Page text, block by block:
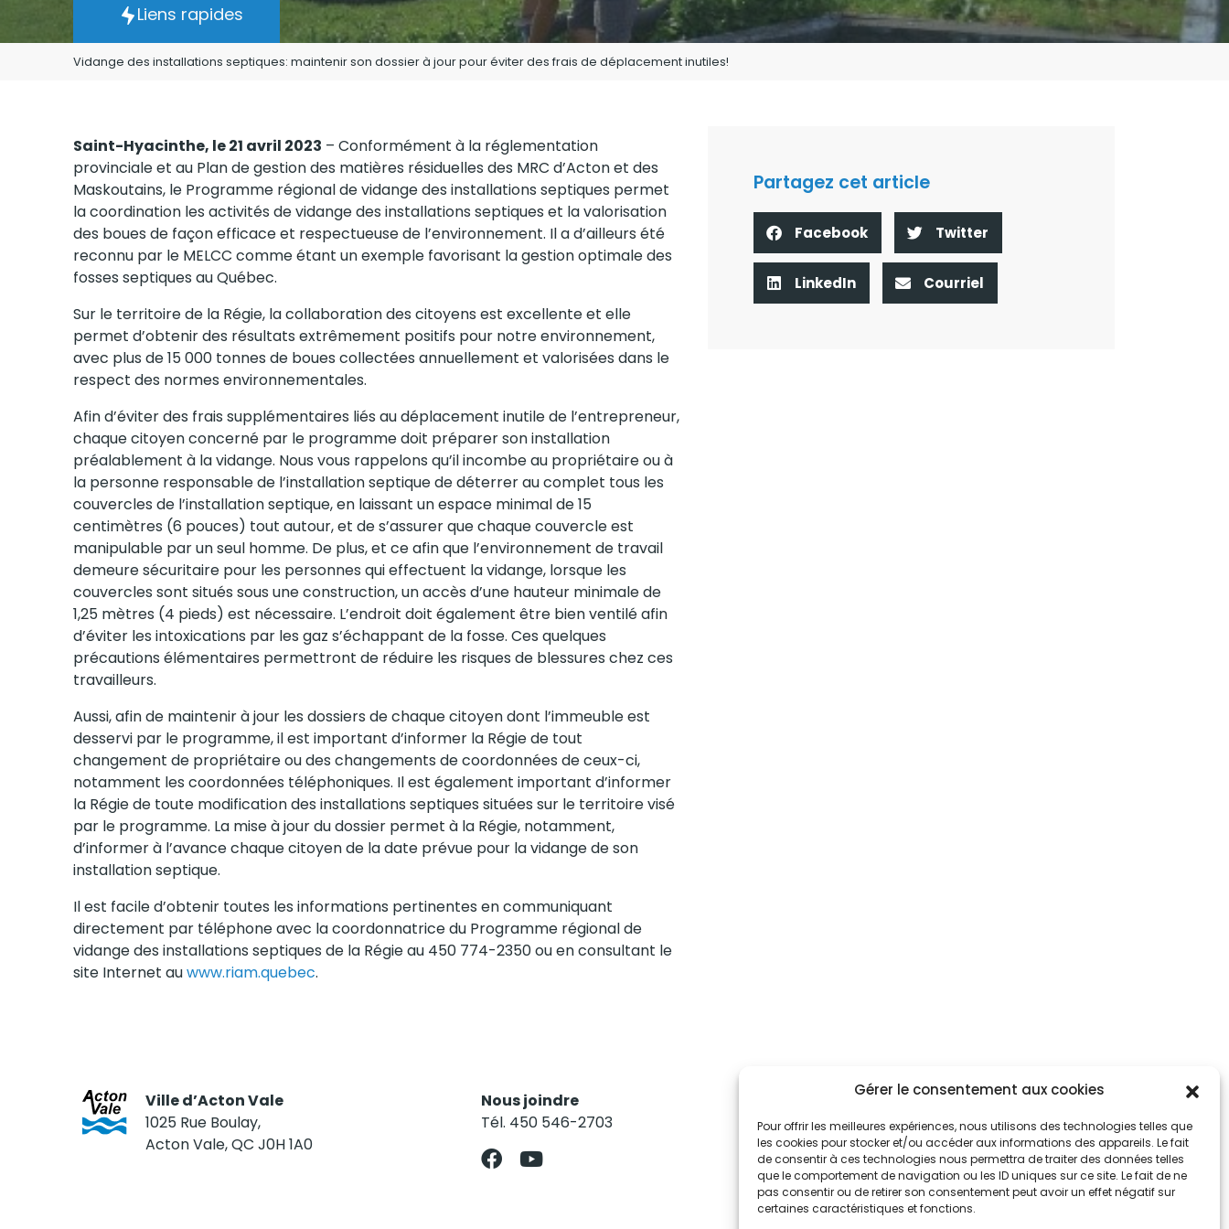
Gérer le consentement aux cookies
Pour offrir les meilleures expériences, nous utilisons des technologies telles que
les cookies pour stocker et/ou accéder aux informations des appareils. Le fait
de consentir à ces technologies nous permettra de traiter des données telles
que le comportement de navigation ou les ID uniques sur ce site. Le fait de ne
pas consentir ou de retirer son consentement peut avoir un effet négatif sur
certaines caractéristiques et fonctions.
Liens rapides
Vidange des installations septiques: maintenir son dossier à jour pour éviter des frais de déplacement inutiles!
Saint-Hyacinthe, le 21 avril 2023 – Conformément à la réglementation
provinciale et au Plan de gestion des matières résiduelles des MRC d’Acton et des
Maskoutains, le Programme régional de vidange des installations septiques permet
la coordination les activités de vidange des installations septiques et la valorisation
des boues de façon efficace et respectueuse de l’environnement. Il a d’ailleurs été
reconnu par le MELCC comme étant un exemple favorisant la gestion optimale des
fosses septiques au Québec.
Sur le territoire de la Régie, la collaboration des citoyens est excellente et elle
permet d’obtenir des résultats extrêmement positifs pour notre environnement,
avec plus de 15 000 tonnes de boues collectées annuellement et valorisées dans le
respect des normes environnementales.
Afin d’éviter des frais supplémentaires liés au déplacement inutile de l’entrepreneur,
chaque citoyen concerné par le programme doit préparer son installation
préalablement à la vidange. Nous vous rappelons qu’il incombe au propriétaire ou à
la personne responsable de l’installation septique de déterrer au complet tous les
couvercles de l’installation septique, en laissant un espace minimal de 15
centimètres (6 pouces) tout autour, et de s’assurer que chaque couvercle est
manipulable par un seul homme. De plus, et ce afin que l’environnement de travail
demeure sécuritaire pour les personnes qui effectuent la vidange, lorsque les
couvercles sont situés sous une construction, un accès d’une hauteur minimale de
1,25 mètres (4 pieds) est nécessaire. L’endroit doit également être bien ventilé afin
d’éviter les intoxications par les gaz s’échappant de la fosse. Ces quelques
précautions élémentaires permettront de réduire les risques de blessures chez ces
travailleurs.
Aussi, afin de maintenir à jour les dossiers de chaque citoyen dont l’immeuble est
desservi par le programme, il est important d’informer la Régie de tout
changement de propriétaire ou des changements de coordonnées de ceux-ci,
notamment les coordonnées téléphoniques. Il est également important d’informer
la Régie de toute modification des installations septiques situées sur le territoire visé
par le programme. La mise à jour du dossier permet à la Régie, notamment,
d’informer à l’avance chaque citoyen de la date prévue pour la vidange de son
installation septique.
Il est facile d’obtenir toutes les informations pertinentes en communiquant
directement par téléphone avec la coordonnatrice du Programme régional de
vidange des installations septiques de la Régie au 450 774-2350 ou en consultant le
site Internet auwww.riam.quebec.
Partagez cet article
Facebook Twitter
LinkedIn Courriel
Ville d’Acton Vale
1025 Rue Boulay,
Acton Vale, QC J0H 1A0
Nous joindre
Tél. 450 546-2703
Restez informés
Abonnez-vous aux alertes municipales
Je m'abonne